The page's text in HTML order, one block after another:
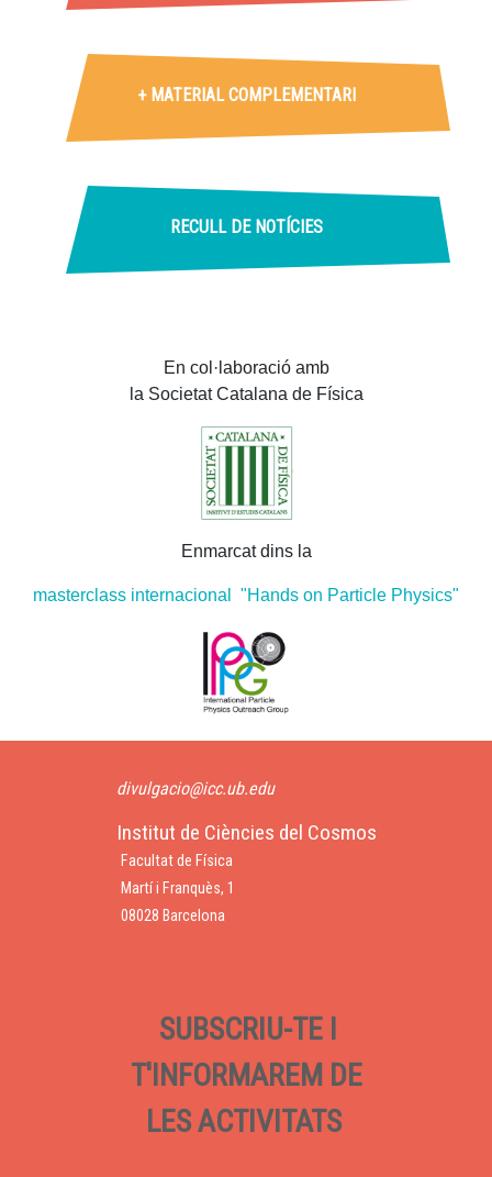
+ MATERIAL COMPLEMENTARI
RECULL DE NOTÍCIES
En col·laboració amb
la Societat Catalana de Física
Enmarcat dins la
masterclass internacional "Hands on Particle Physics"
divulgacio@icc.ub.edu
Institut de Ciències del Cosmos
Facultat de Física
Martí i Franquès, 1
08028 Barcelona
SUBSCRIU-TE I
T'INFORMAREM DE
LES ACTIVITATS